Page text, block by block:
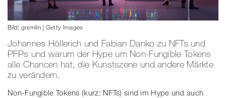
Bild: gremlin | Getty Images
Johannes Höllerich und Fabian Danko zu NFTs und
PFPs und warum der Hype um Non-Fungible Tokens
alle Chancen hat, die Kunstszene und andere Märkte
zu verändern.
Non-Fungible Tokens (kurz: NFTs) sind im Hype und auch